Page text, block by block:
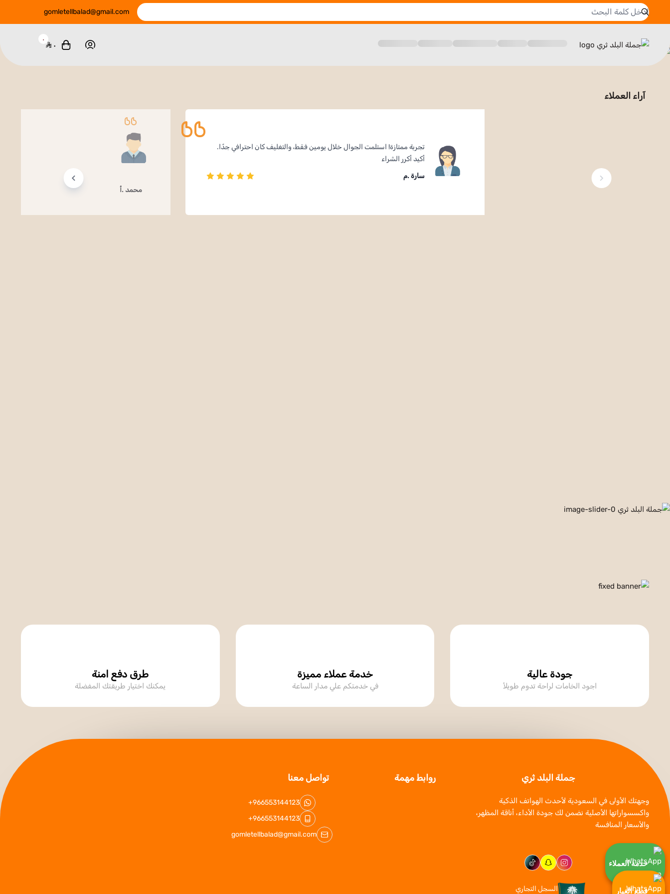
gomletellbalad@gmail.com
جملة البلد ثري
٠
٠
آراء العملاء
تجربة ممتازة! استلمت الجوال خلال يومين فقط، والتغليف كان احترافي جدًا.
أكيد أكرر الشراء
سارة .م
محمد .أ
جودة عالية
اجود الخامات لراحة تدوم طويلأ
خدمة عملاء مميزة
في خدمتكم علي مدار الساعة
طرق دفع امنة
يمكنك اختيار طريقتك المفضلة
جملة البلد ثري
وجهتك الأولى في السعودية لأحدث الهواتف الذكية
واكسسواراتها الأصلية نضمن لك جودة الأداء، أناقة المظهر،
والأسعار المنافسة
السجل التجاري
روابط مهمة تواصل معنا
+966553144123
+966553144123
gomletellbalad@gmail.com
خدمة العملاء
قطع الغيار